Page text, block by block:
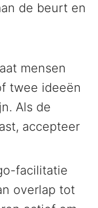
de beurt en
mensen
twee ideeën
Als de
accepteer
facilitatie
overlap tot